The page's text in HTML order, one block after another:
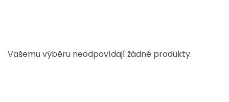
Vašemu výběru neodpovídají žádné produkty.